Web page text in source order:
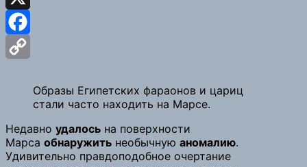
X
Facebook
Образы Египетских фараонов и цариц
стали часто находить на Марсе.
Недавно удалось на поверхности
Марса обнаружить необычную аномалию.
Удивительно правдоподобное очертание